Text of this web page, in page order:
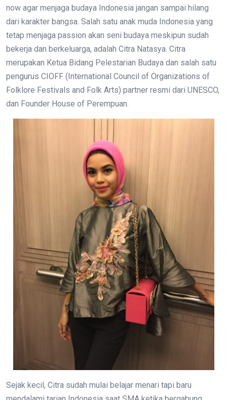
now agar menjaga budaya Indonesia jangan sampai hilang
dari karakter bangsa. Salah satu anak muda Indonesia yang
tetap menjaga passion akan seni budaya meskipun sudah
bekerja dan berkeluarga, adalah Citra Natasya. Citra
merupakan Ketua Bidang Pelestarian Budaya dan salah satu
pengurus CIOFF (International Council of Organizations of
Folklore Festivals and Folk Arts) partner resmi dari UNESCO,
dan Founder House of Perempuan.
Sejak kecil, Citra sudah mulai belajar menari tapi baru